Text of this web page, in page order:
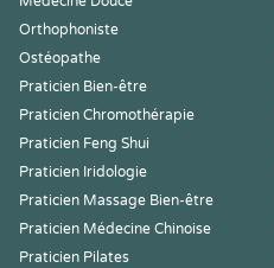
Orthophoniste
Ostéopathe
Praticien Bien-être
Praticien Chromothérapie
Praticien Feng Shui
Praticien Iridologie
Praticien Massage Bien-être
Praticien Médecine Chinoise
Praticien Pilates